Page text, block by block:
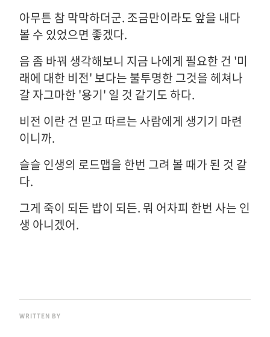
아무튼 참 막막하더군. 조금만이라도 앞을 내다
볼 수 있었으면 좋겠다.
음 좀 바꿔 생각해보니 지금 나에게 필요한 건 '미
래에 대한 비전' 보다는 불투명한 그것을 헤쳐나
갈 자그마한 '용기' 일 것 같기도 하다.
비전 이란 건 믿고 따르는 사람에게 생기기 마련
이니까.
슬슬 인생의 로드맵을 한번 그려 볼 때가 된 것 같
다.
그게 죽이 되든 밥이 되든. 뭐 어차피 한번 사는 인
생 아니겠어.
WRITTEN BY